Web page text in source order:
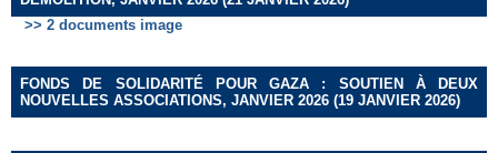
>> 2 documents image
FONDS DE SOLIDARITÉ POUR GAZA : SOUTIEN À DEUX
NOUVELLES ASSOCIATIONS, JANVIER 2026 (19 JANVIER 2026)